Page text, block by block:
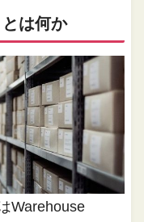
は何か
Warehouse